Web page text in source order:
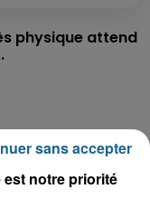
physique attend
le ciel de
est notre priorité
sans accepter